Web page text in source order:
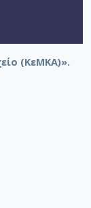
(ΚεΜΚΑ)».